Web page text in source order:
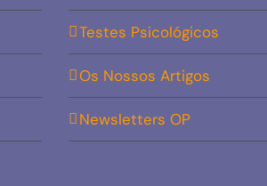
Testes Psicológicos
Os Nossos Artigos
Newsletters OP